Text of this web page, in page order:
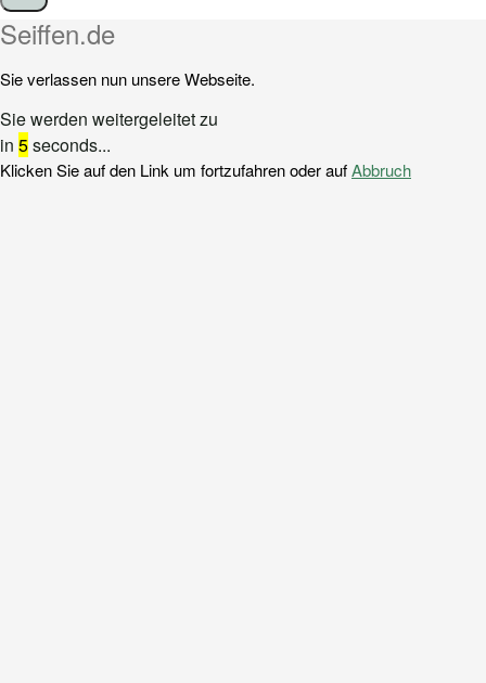
Schließen
Seiffen.de
Sie verlassen nun unsere Webseite.
Sie werden weitergeleitet zu
in 5seconds...
Klicken Sie auf den Link um fortzufahren oder aufAbbruch